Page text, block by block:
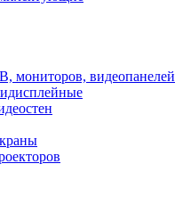
мониторов, видеопанелей